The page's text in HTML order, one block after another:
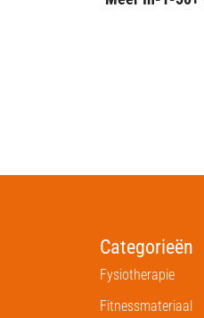
Categorieën
Fysiotherapie
Fitnessmateriaal